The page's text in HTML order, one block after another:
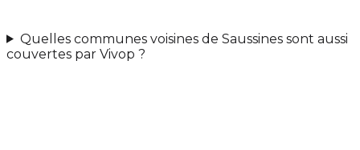
Quelles communes voisines de Saussines sont aussi
couvertes par Vivop ?